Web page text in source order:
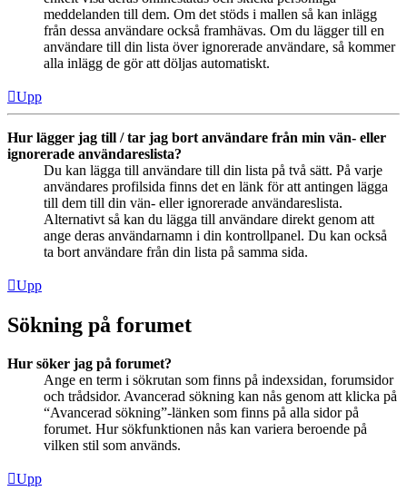
meddelanden till dem. Om det stöds i mallen så kan inlägg
från dessa användare också framhävas. Om du lägger till en
användare till din lista över ignorerade användare, så kommer
alla inlägg de gör att döljas automatiskt.
Upp
Hur lägger jag till / tar jag bort användare från min vän- eller
ignorerade användareslista?
Du kan lägga till användare till din lista på två sätt. På varje
användares profilsida finns det en länk för att antingen lägga
till dem till din vän- eller ignorerade användareslista.
Alternativt så kan du lägga till användare direkt genom att
ange deras användarnamn i din kontrollpanel. Du kan också
ta bort användare från din lista på samma sida.
Upp
Sökning på forumet
Hur söker jag på forumet?
Ange en term i sökrutan som finns på indexsidan, forumsidor
och trådsidor. Avancerad sökning kan nås genom att klicka på
“Avancerad sökning”-länken som finns på alla sidor på
forumet. Hur sökfunktionen nås kan variera beroende på
vilken stil som används.
Upp